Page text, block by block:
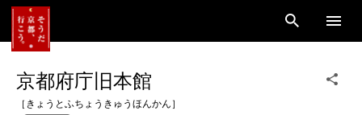
京都府庁旧本館
［きょうとふちょうきゅうほんかん］